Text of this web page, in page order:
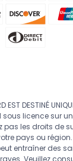
EST DESTINÉ
sous licence sur
pas les droits de
pays ou
entraîner des
Veuillez